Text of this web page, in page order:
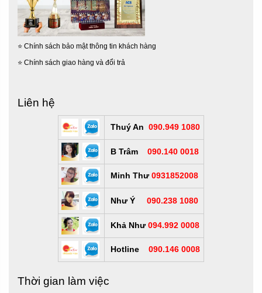
⭐ Chính sách bảo mật thông tin khách hàng
⭐ Chính sách giao hàng và đổi trả
Liên hệ
Thuý An 090.949 1080
B Trâm 090.140 0018
Minh Thư 0931852008
Như Ý 090.238 1080
Khả Như 094.992 0008
Hotline 090.146 0008
Thời gian làm việc